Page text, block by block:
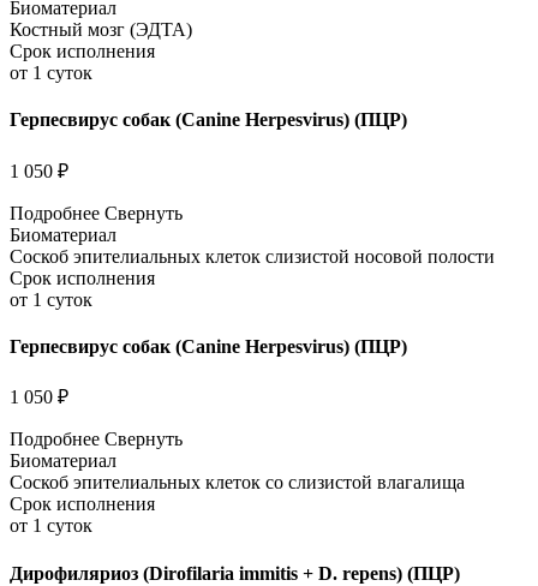
Биоматериал
Костный мозг (ЭДТА)
Срок исполнения
от 1 суток
Герпесвирус собак (Canine Herpesvirus) (ПЦР)
1 050 ₽
Подробнее Свернуть
Биоматериал
Соскоб эпителиальных клеток слизистой носовой полости
Срок исполнения
от 1 суток
Герпесвирус собак (Canine Herpesvirus) (ПЦР)
1 050 ₽
Подробнее Свернуть
Биоматериал
Соскоб эпителиальных клеток со слизистой влагалища
Срок исполнения
от 1 суток
Дирофиляриоз (Dirofilaria immitis + D. repens) (ПЦР)